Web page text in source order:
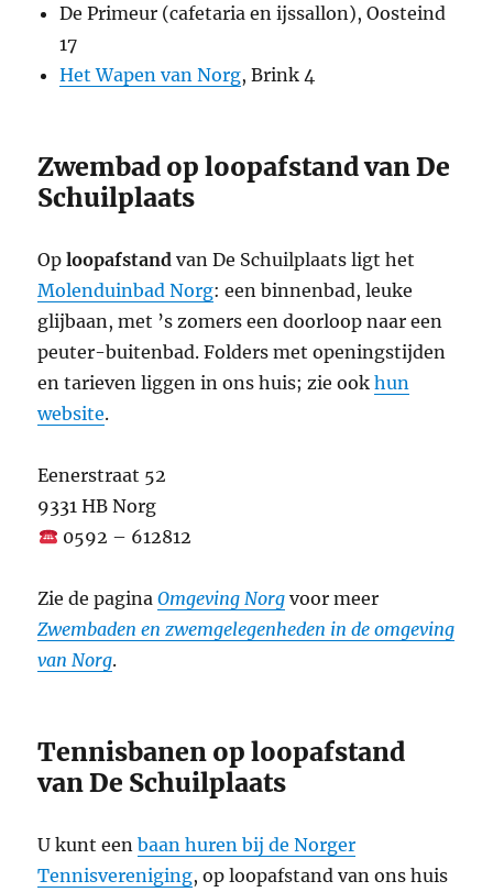
De Primeur (cafetaria en ijssallon), Oosteind
17
Het Wapen van Norg, Brink 4
Zwembad op loopafstand van De
Schuilplaats
Oploopafstand van De Schuilplaats ligt het
Molenduinbad Norg: een binnenbad, leuke
glijbaan, met ’s zomers een doorloop naar een
peuter-buitenbad. Folders met openingstijden
en tarieven liggen in ons huis; zie ookhun
website.
Eenerstraat 52
9331 HB Norg
0592 – 612812
Zie de paginaOmgeving Norg voor meer
Zwembaden en zwemgelegenheden in de omgeving
van Norg.
Tennisbanen op loopafstand
van De Schuilplaats
U kunt eenbaan huren bij de Norger
Tennisvereniging, op loopafstand van ons huis